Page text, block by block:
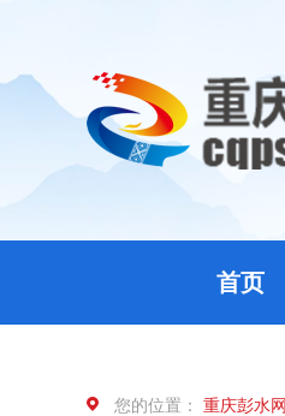
首页
您的位置： 重庆彭水网